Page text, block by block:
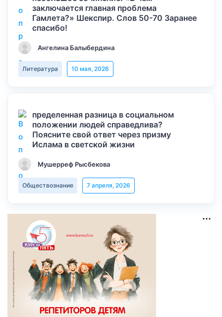
заключается главная проблема
Гамлета?» Шекспир. Слов 50-70 Заранее
спасибо!
Ангелина Балыбердина
Литература 10 мая, 2026
пределенная разница в социальном
положении людей справедлива?
Поясните свой ответ через призму
Ислама в светской жизни
Мушерреф Рысбекова
Обществознание 7 апреля, 2026